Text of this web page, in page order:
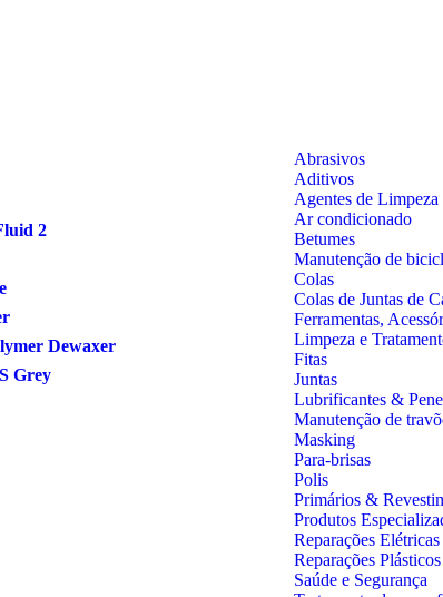
2
Dewaxer
Grey
Abrasivos
Aditivos
Agentes de Limpeza
Ar condicionado
Betumes
Manutenção de
Colas
Colas de Juntas de
Ferramentas,
Limpeza e
Fitas
Juntas
Lubrificantes &
Manutenção de
Masking
Para-brisas
Polis
Primários &
Produtos
Reparações Elétricas
Reparações
Saúde e Segurança